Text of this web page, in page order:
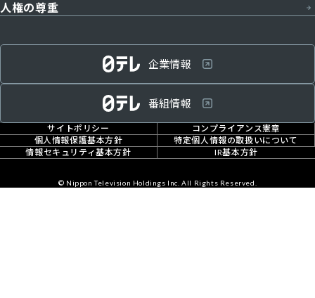
組織体制
トップメッセージ
経営理念・経営ビジョン
コーポレートガバナンス
日本テレビグループの歩み
決算短信
IRカレンダー
インパクトレポート
人権の尊重
企業情報
番組情報
サイトポリシー
コンプライアンス憲章
個人情報保護基本方針
特定個人情報の取扱いについて
情報セキュリティ基本方針
IR基本方針
© Nippon Television Holdings Inc. All Rights Reserved.